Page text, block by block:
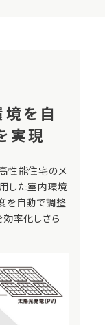
を 自
実現
性能住宅のメ
した室内環境
を自動で調整
率化しさら